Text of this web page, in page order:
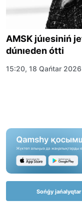
AMSK júıesiniń
dúnıeden ótti
15:20, 18 Qańtar 2026
Sońǵy jańalyqtar